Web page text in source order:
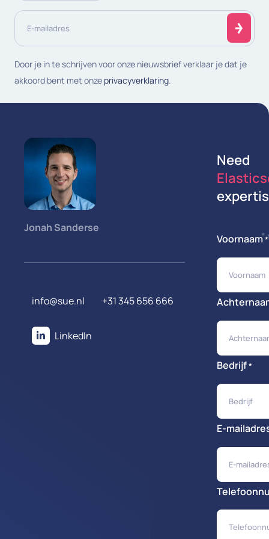
E-
mailadres
Door je in te schrijven voor onze nieuwsbrief verklaar je dat je
akkoord bent met onze privacyverklaring.
Jonah Sanderse
info@sue.nl +31 345 656 666
LinkedIn
Need
*
Voornaam*
Bedrijf*
E-